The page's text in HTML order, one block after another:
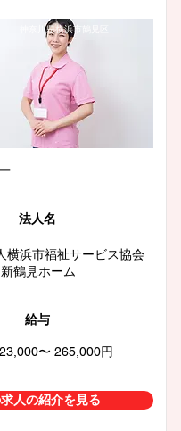
神奈川県横浜市鶴見区
法人名
横浜市福祉サービス協会
新鶴見ホーム
給与
〜 265,000円
人の紹介を見る